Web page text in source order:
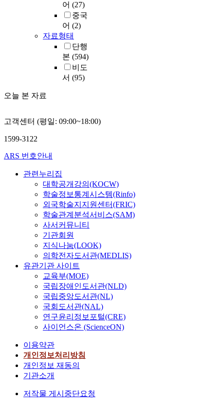
어 (27)
중국
어 (2)
자료형태
단행
본 (594)
비도
서 (95)
오늘 본 자료
고객센터 (평일: 09:00~18:00)
1599-3122
ARS 번호안내
관련누리집
대학공개강의(KOCW)
학술정보통계시스템(Rinfo)
외국학술지지원센터(FRIC)
학술관계분석서비스(SAM)
사서커뮤니티
기관회원
지식나눔(LOOK)
의학전자도서관(MEDLIS)
유관기관 사이트
교육부(MOE)
국립장애인도서관(NLD)
국립중앙도서관(NL)
국회도서관(NAL)
연구윤리정보포털(CRE)
사이언스온 (ScienceON)
이용약관
개인정보처리방침
개인정보 재동의
기관소개
저작물 게시중단요청